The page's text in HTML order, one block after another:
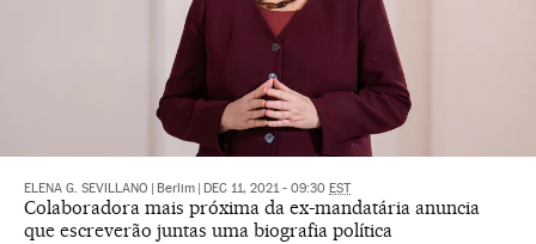
ELENA G. SEVILLANO Berlim DEC 11, 2021 - 09:30 EST
Colaboradora mais próxima da ex-mandatária anuncia
que escreverão juntas uma biografia política